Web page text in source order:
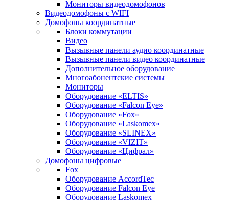
Мониторы видеодомофонов
Видеодомофоны с WIFI
Домофоны координатные
Блоки коммутации
Видео
Вызывные панели аудио координатные
Вызывные панели видео координатные
Дополнительное оборудование
Многоабонентские системы
Мониторы
Оборудование «ELTIS»
Оборудование «Falcon Eye»
Оборудование «Fox»
Оборудование «Laskomex»
Оборудование «SLINEX»
Оборудование «VIZIT»
Оборудование «Цифрал»
Домофоны цифровые
Fox
Оборудование AccordTec
Оборудование Falcon Eye
Оборудование Laskomex